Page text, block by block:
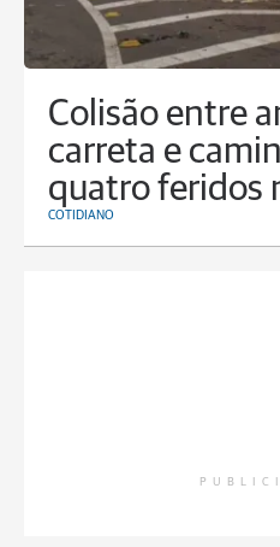
Colisão entre
carreta e
quatro feridos
COTIDIANO